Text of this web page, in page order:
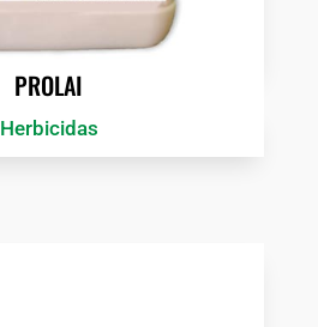
PROLAI
Herbicidas